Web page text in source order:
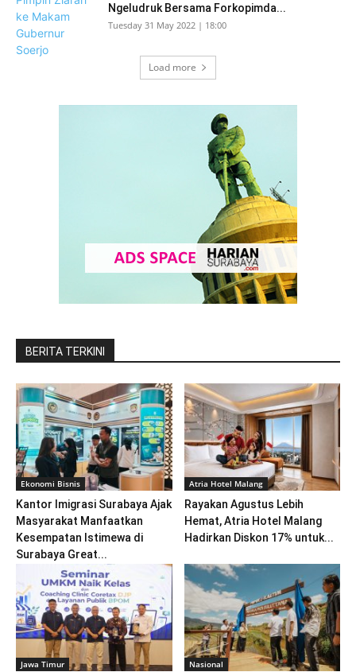
Ngeludruk Bersama Forkopimda...
Tuesday 31 May 2022 | 18:00
Load more
BERITA TERKINI
Ekonomi Bisnis
Kantor Imigrasi Surabaya Ajak
Masyarakat Manfaatkan
Kesempatan Istimewa di
Surabaya Great...
Atria Hotel Malang
Rayakan Agustus Lebih
Hemat, Atria Hotel Malang
Hadirkan Diskon 17% untuk...
Jawa Timur Nasional